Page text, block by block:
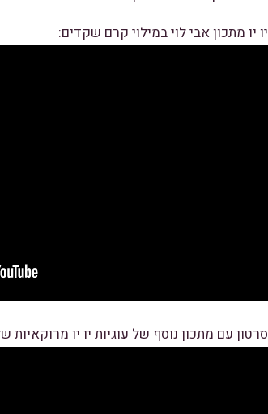
יו יו מתכון אבי לוי במילוי קרם שקדים:
סרטון עם מתכון נוסף של עוגיות יו יו